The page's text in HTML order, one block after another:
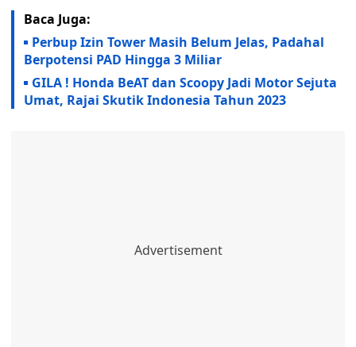
Baca Juga:
Perbup Izin Tower Masih Belum Jelas, Padahal
Berpotensi PAD Hingga 3 Miliar
GILA ! Honda BeAT dan Scoopy Jadi Motor Sejuta
Umat, Rajai Skutik Indonesia Tahun 2023